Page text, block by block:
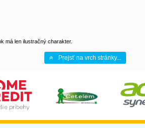
má len ilustračný charakter.
Prejsť na vrch stránky...